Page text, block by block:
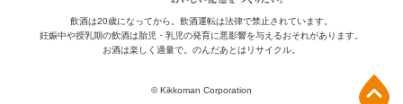
飲酒は20歳になってから。飲酒運転は法律で禁止されています。
妊娠中や授乳期の飲酒は胎児・乳児の発育に悪影響を与えるおそれがあります。
お酒は楽しく適量で。のんだあとはリサイクル。
© Kikkoman Corporation